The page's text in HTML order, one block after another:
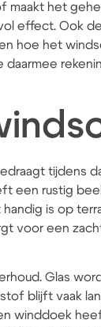
het
effect. Ook
hoe het
tijdens
een rustig
is op
voor een
Glas
blijft vaak
winddoek